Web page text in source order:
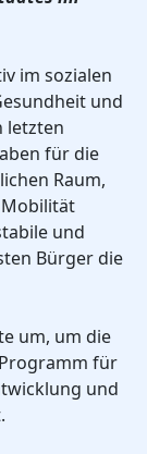
im sozialen
und
letzten
für die
Raum,
und
Bürger die
um, um die
für
und